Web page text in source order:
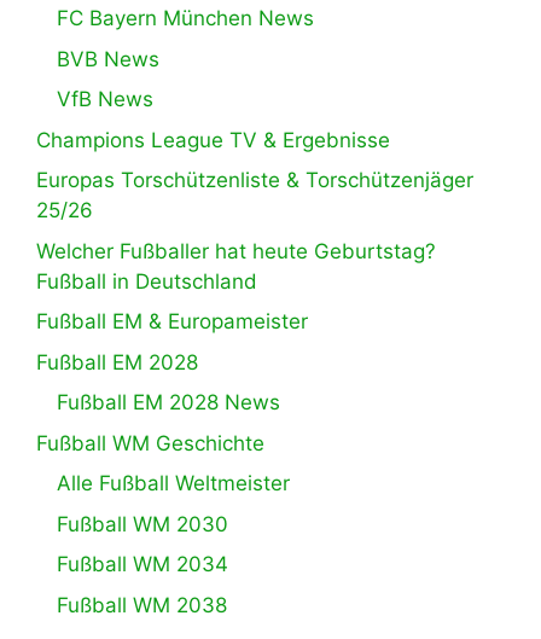
FC Bayern München News
BVB News
VfB News
Champions League TV & Ergebnisse
Europas Torschützenliste & Torschützenjäger
25/26
Welcher Fußballer hat heute Geburtstag?
Fußball in Deutschland
Fußball EM & Europameister
Fußball EM 2028
Fußball EM 2028 News
Fußball WM Geschichte
Alle Fußball Weltmeister
Fußball WM 2030
Fußball WM 2034
Fußball WM 2038